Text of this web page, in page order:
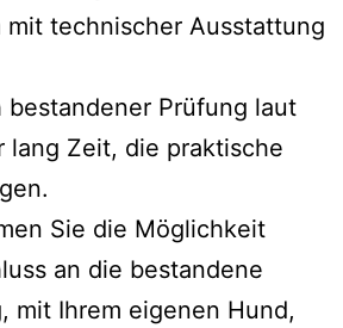
mit technischer Ausstattung
bestandener Prüfung laut
lang Zeit, die praktische
Sie die Möglichkeit
an die bestandene
mit Ihrem eigenen Hund,